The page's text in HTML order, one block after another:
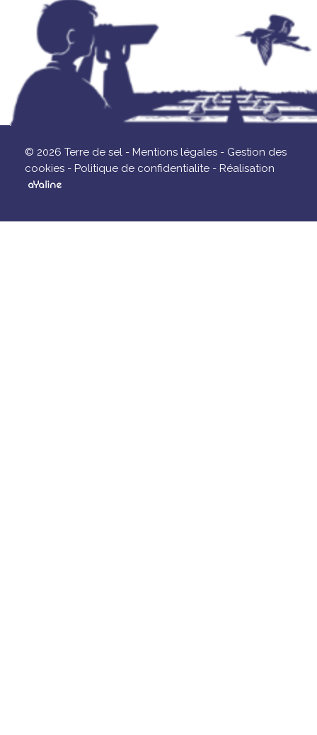
© 2026 Terre de sel - Mentions légales - Gestion des
cookies - Politique de confidentialite - Réalisation